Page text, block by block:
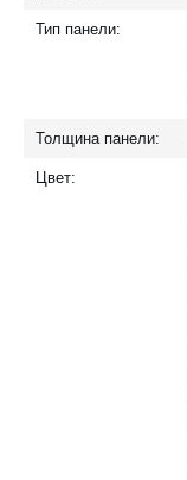
Тип панели:
Толщина панели:
Цвет: